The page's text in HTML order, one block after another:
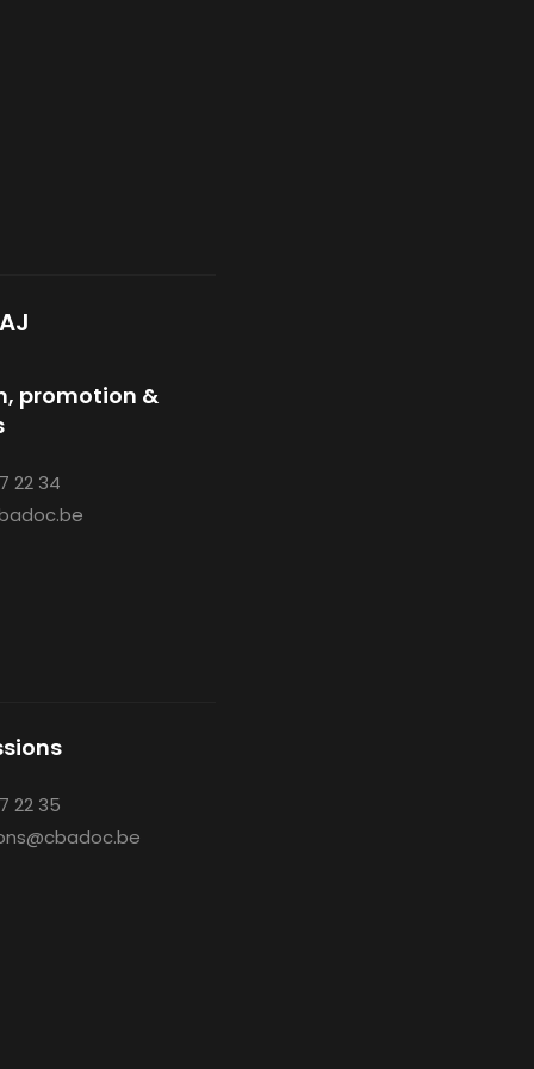
promotion &
22 34
22 35